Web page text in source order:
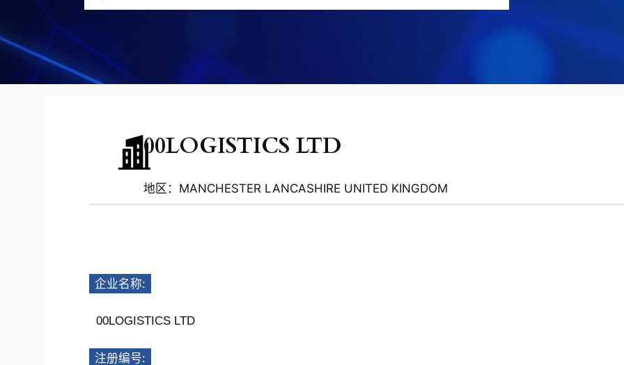
00LOGISTICS LTD
地区：MANCHESTER LANCASHIRE UNITED KINGDOM
企业名称:
00LOGISTICS LTD
注册编号: